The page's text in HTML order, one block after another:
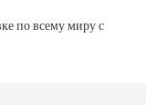
по всему миру с